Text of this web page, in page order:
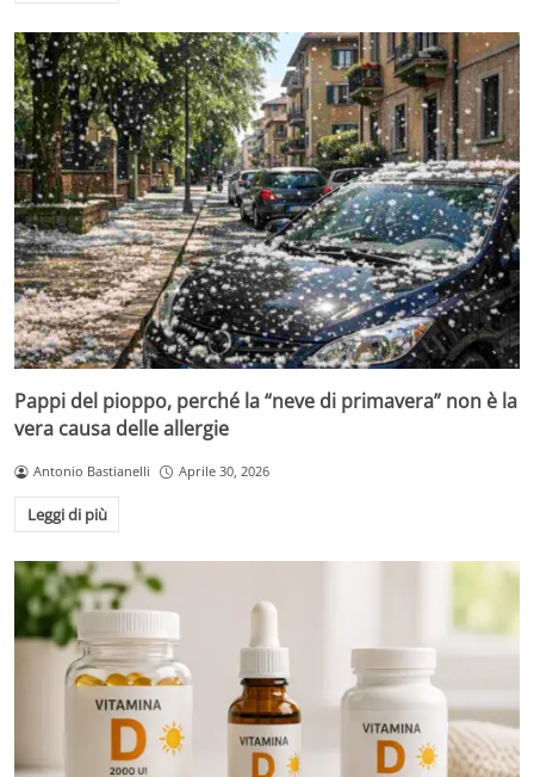
Pappi del pioppo, perché la “neve di primavera” non è la
vera causa delle allergie
Antonio Bastianelli Aprile 30, 2026
Leggi di più